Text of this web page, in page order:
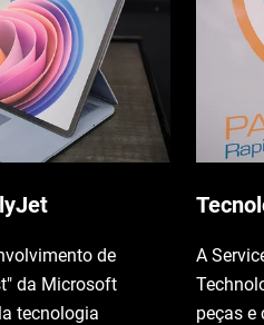
de
da Microsoft
tecnologia
A
peças e